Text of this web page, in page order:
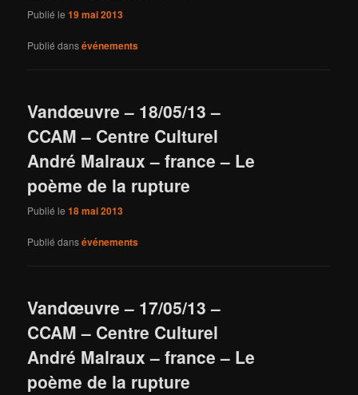
Publié le19 mai 2013
Publié dansévénements
Vandœuvre – 18/05/13 –
CCAM – Centre Culturel
André Malraux – france – Le
poème de la rupture
Publié le18 mai 2013
Publié dansévénements
Vandœuvre – 17/05/13 –
CCAM – Centre Culturel
André Malraux – france – Le
poème de la rupture